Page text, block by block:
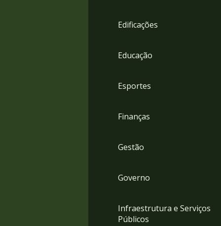
Edificações
Educação
Esportes
Finanças
Gestão
Governo
Infraestrutura e Serviços
Públicos